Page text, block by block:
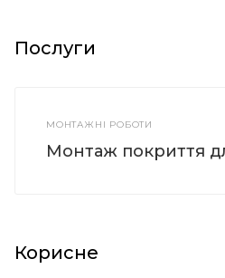
Послуги
МОНТАЖНІ РОБОТИ
Монтаж покриття
Корисне